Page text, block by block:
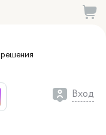
решения
Вход